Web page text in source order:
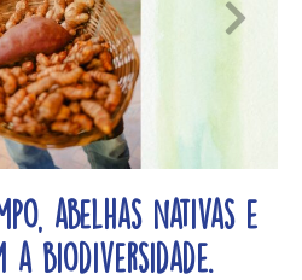
abelhas nativas e
biodiversidade.